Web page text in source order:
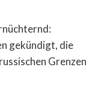
gekündigt, die
Grenzen